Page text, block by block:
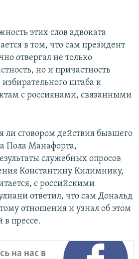
этих слов адвоката
в том, что сам президент
отвергал не только
но и причастность
избирательного штаба к
с россиянами, связанными
ли сговором действия бывшего
Пола Манафорта,
служебных опросов
Константину Килимнику,
с российскими
ответил, что сам Дональд
отношения и узнал об этом
прессе.
на нас в